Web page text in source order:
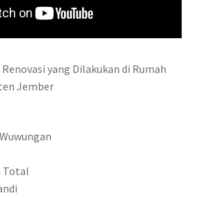
yang Dilakukan di Rumah
Jember
Total